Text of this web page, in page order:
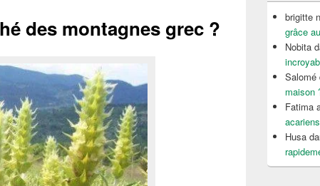
des montagnes grec ? brigitte
grâce
Nobita
Salomé
maison
Fatima
Husa